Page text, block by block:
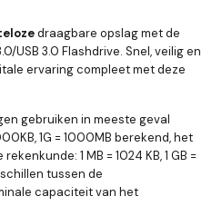
draagbare opslag met de
USB 3.0 Flashdrive. Snel, veilig en
ervaring compleet met deze
gebruiken in meeste geval
1G = 1000MB berekend, het
1 MB = 1024 KB, 1 GB =
tussen de
capaciteit van het